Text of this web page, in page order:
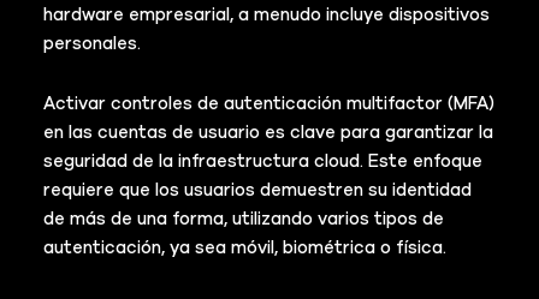
hardware empresarial, a menudo incluye dispositivos
personales.
Activar controles de autenticación multifactor (MFA)
en las cuentas de usuario es clave para garantizar la
seguridad de la infraestructura cloud. Este enfoque
requiere que los usuarios demuestren su identidad
de más de una forma, utilizando varios tipos de
autenticación, ya sea móvil, biométrica o física.